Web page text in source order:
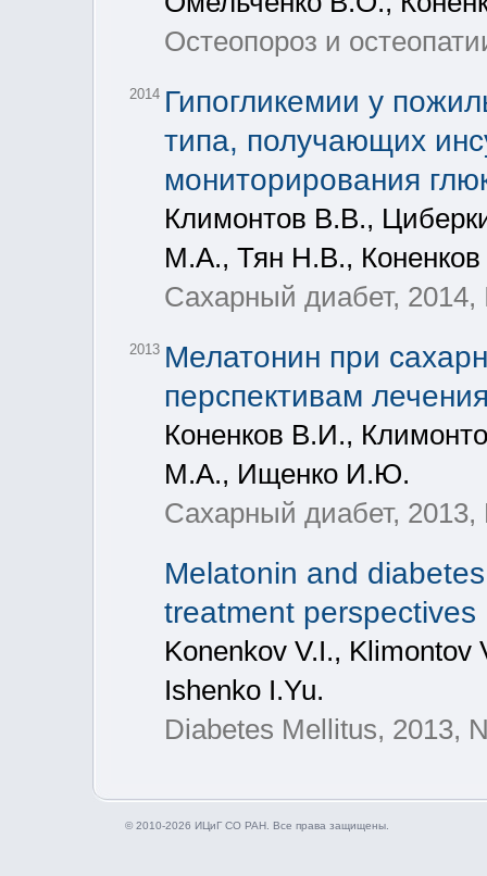
Остеопороз и
2014 Гипогликемии у
типа, получающих
мониторирования
Климонтов В.В.,
М.А., Тян Н.В.,
Сахарный диабет,
2013 Мелатонин при
перспективам
Коненков В.И.,
М.А., Ищенко И.Ю.
Сахарный диабет, 2013,
Melatonin and
treatment perspectives
Konenkov V.I., Klimontov
Ishenko I.Yu.
Diabetes Mellitus, 2013,
© 2010-2026 ИЦиГ СО РАН. Все права защищены.